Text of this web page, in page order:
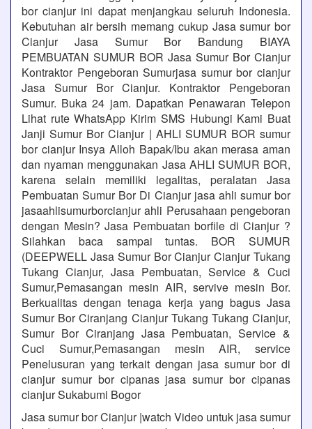
bor cianjur ini dapat menjangkau seluruh Indonesia.
Kebutuhan air bersih memang cukup Jasa sumur bor
Cianjur Jasa Sumur Bor Bandung BIAYA
PEMBUATAN SUMUR BOR Jasa Sumur Bor Cianjur
Kontraktor Pengeboran Sumurjasa sumur bor cianjur
Jasa Sumur Bor Cianjur. Kontraktor Pengeboran
Sumur. Buka 24 jam. Dapatkan Penawaran Telepon
Lihat rute WhatsApp Kirim SMS Hubungi Kami Buat
Janji Sumur Bor Cianjur | AHLI SUMUR BOR sumur
bor cianjur Insya Alloh Bapak/Ibu akan merasa aman
dan nyaman menggunakan Jasa AHLI SUMUR BOR,
karena selain memiliki legalitas, peralatan Jasa
Pembuatan Sumur Bor Di Cianjur jasa ahli sumur bor
jasaahlisumurborcianjur ahli Perusahaan pengeboran
dengan Mesin? Jasa Pembuatan borfile di Cianjur ?
Silahkan baca sampai tuntas. BOR SUMUR
(DEEPWELL Jasa Sumur Bor Cianjur Cianjur Tukang
Tukang Cianjur, Jasa Pembuatan, Service & Cuci
Sumur,Pemasangan mesin AIR, servive mesin Bor.
Berkualitas dengan tenaga kerja yang bagus Jasa
Sumur Bor Ciranjang Cianjur Tukang Tukang Cianjur,
Sumur Bor Ciranjang Jasa Pembuatan, Service &
Cuci Sumur,Pemasangan mesin AIR, service
Penelusuran yang terkait dengan jasa sumur bor di
cianjur sumur bor cipanas jasa sumur bor cipanas
cianjur Sukabumi Bogor
Jasa sumur bor Cianjur |watch Video untuk jasa sumur